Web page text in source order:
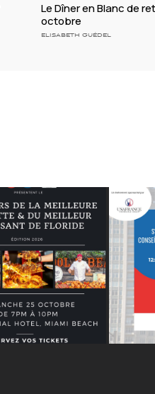
Le Dîner en Blanc de
octobre
ELISABETH GUÉDEL